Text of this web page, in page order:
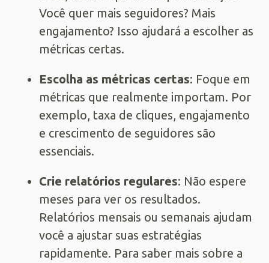
Você quer mais seguidores? Mais
engajamento? Isso ajudará a escolher as
métricas certas.
Escolha as métricas certas: Foque em
métricas que realmente importam. Por
exemplo, taxa de cliques, engajamento
e crescimento de seguidores são
essenciais.
Crie relatórios regulares: Não espere
meses para ver os resultados.
Relatórios mensais ou semanais ajudam
você a ajustar suas estratégias
rapidamente. Para saber mais sobre a